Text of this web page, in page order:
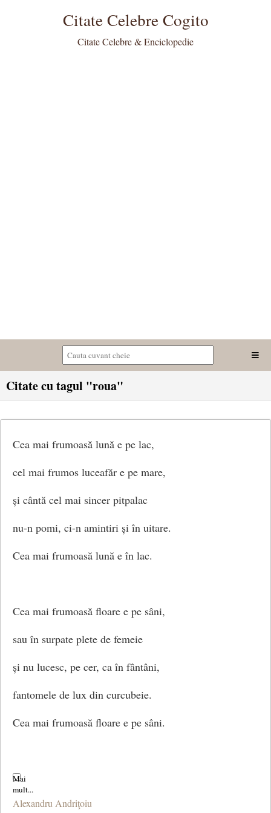
Citate Celebre Cogito
Citate Celebre & Enciclopedie
Citate cu tagul "roua"
Cea mai frumoasă lună e pe lac,
cel mai frumos luceafăr e pe mare,
și cântă cel mai sincer pitpalac
nu-n pomi, ci-n amintiri și în uitare.
Cea mai frumoasă lună e în lac.
Cea mai frumoasă floare e pe sâni,
sau în surpate plete de femeie
și nu lucesc, pe cer, ca în fântâni,
fantomele de lux din curcubeie.
Cea mai frumoasă floare e pe sâni.
E aurul mai cald în inelar
și șoldul mai cu linii sub mătasă,
Alexandru Andriţoiu